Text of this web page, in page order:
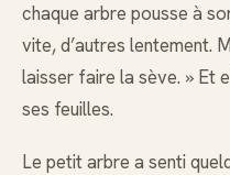
chaque arbre pousse à
vite, d’autres lentement.
laisser faire la sève. » Et
ses feuilles.
Le petit arbre a senti